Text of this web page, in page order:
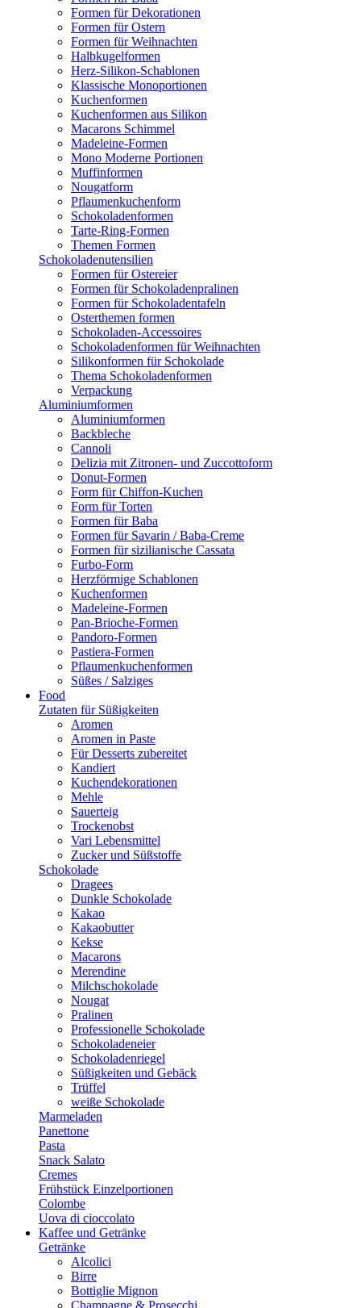
Formen für Dekorationen
Formen für Ostern
Formen für Weihnachten
Halbkugelformen
Herz-Silikon-Schablonen
Klassische Monoportionen
Kuchenformen
Kuchenformen aus Silikon
Macarons Schimmel
Madeleine-Formen
Mono Moderne Portionen
Muffinformen
Nougatform
Pflaumenkuchenform
Schokoladenformen
Tarte-Ring-Formen
Themen Formen
Schokoladenutensilien
Formen für Ostereier
Formen für Schokoladenpralinen
Formen für Schokoladentafeln
Osterthemen formen
Schokoladen-Accessoires
Schokoladenformen für Weihnachten
Silikonformen für Schokolade
Thema Schokoladenformen
Verpackung
Aluminiumformen
Aluminiumformen
Backbleche
Cannoli
Delizia mit Zitronen- und Zuccottoform
Donut-Formen
Form für Chiffon-Kuchen
Form für Torten
Formen für Baba
Formen für Savarin / Baba-Creme
Formen für sizilianische Cassata
Furbo-Form
Herzförmige Schablonen
Kuchenformen
Madeleine-Formen
Pan-Brioche-Formen
Pandoro-Formen
Pastiera-Formen
Pflaumenkuchenformen
Süßes / Salziges
Food
Zutaten für Süßigkeiten
Aromen
Aromen in Paste
Für Desserts zubereitet
Kandiert
Kuchendekorationen
Mehle
Sauerteig
Trockenobst
Vari Lebensmittel
Zucker und Süßstoffe
Schokolade
Dragees
Dunkle Schokolade
Kakao
Kakaobutter
Kekse
Macarons
Merendine
Milchschokolade
Nougat
Pralinen
Professionelle Schokolade
Schokoladeneier
Schokoladenriegel
Süßigkeiten und Gebäck
Trüffel
weiße Schokolade
Marmeladen
Panettone
Pasta
Snack Salato
Cremes
Frühstück Einzelportionen
Colombe
Uova di cioccolato
Kaffee und Getränke
Getränke
Alcolici
Birre
Bottiglie Mignon
Champagne & Prosecchi